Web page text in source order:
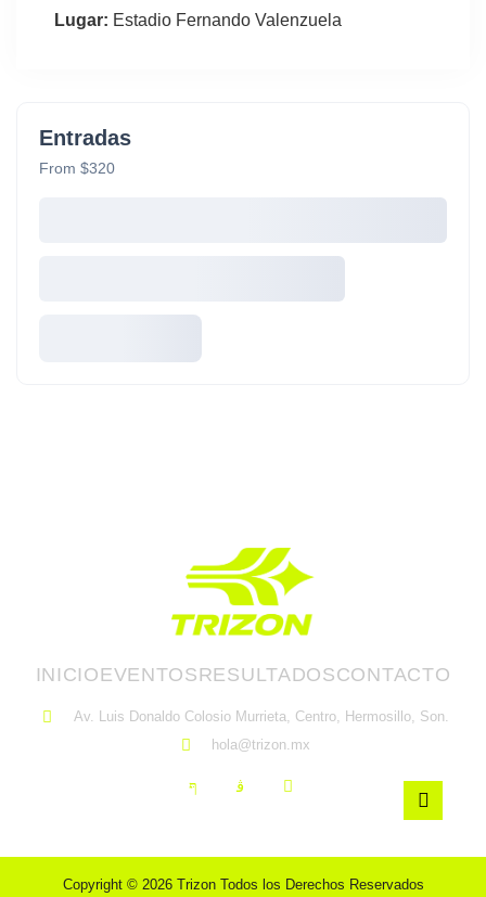
Lugar: Estadio Fernando Valenzuela
Entradas
From $320
INICIOEVENTOSRESULTADOSCONTACTO
Av. Luis Donaldo Colosio Murrieta, Centro, Hermosillo, Son.
hola@trizon.mx
Copyright © 2026 Trizon Todos los Derechos Reservados